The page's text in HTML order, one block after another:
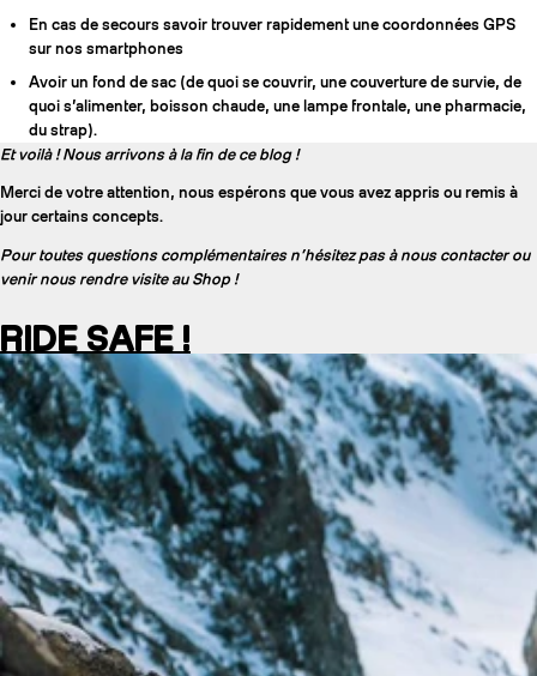
En cas de secours savoir trouver rapidement une coordonnées GPS
sur nos smartphones
Avoir un fond de sac (de quoi se couvrir, une couverture de survie, de
quoi s’alimenter, boisson chaude, une lampe frontale, une pharmacie,
du strap).
Et voilà ! Nous arrivons à la fin de ce blog !
Merci de votre attention, nous espérons que vous avez appris ou remis à
jour certains concepts.
Pour toutes questions complémentaires n’hésitez pas à nous contacter ou
venir nous rendre visite au Shop !
RIDE SAFE !